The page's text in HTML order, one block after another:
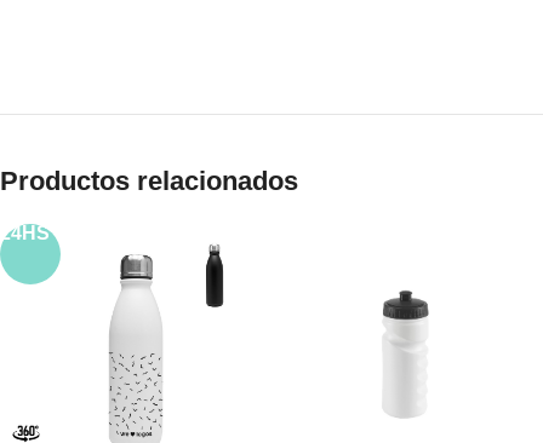
Productos relacionados
24HS